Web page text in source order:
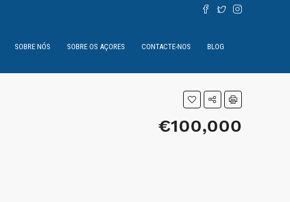
SOBRE NÓS SOBRE OS AÇORES CONTACTE-NOS BLOG
€100,000